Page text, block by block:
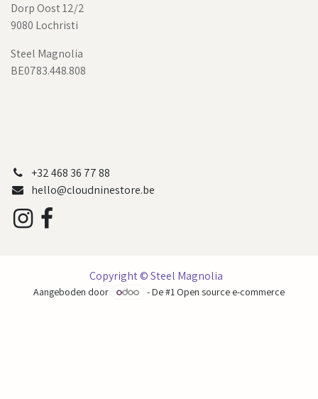
Dorp Oost 12/2
9080 Lochristi
Steel Magnolia
BE0783.448.808
+32 468 36 77 88
hello@cloudninestore.be
Copyright © Steel Magnolia
Aangeboden door - De #1 Open source e-commerce